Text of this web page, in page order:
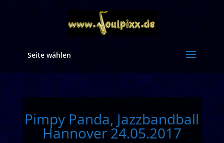
Seite wählen
Pimpy Panda, Jazzbandball
Hannover 24.05.2017